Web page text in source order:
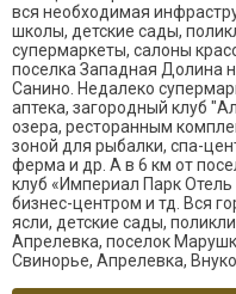
вся необходимая
школы, детские сады,
супермаркеты, салоны
поселка Западная Долина
Санино. Недалеко
аптека, загородный клуб
озера, ресторанным
зоной для рыбалки, спа-
ферма и др. А в 6 км от
клуб «Империал Парк
бизнес-центром и тд. Вся
ясли, детские сады,
Апрелевка, поселок
Свинорье, Апрелевка,